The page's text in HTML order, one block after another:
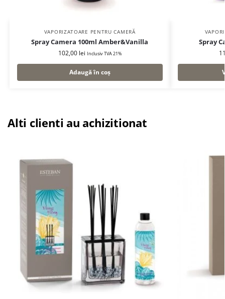
VAPORIZATOARE PENTRU CAMERĂ
Spray Camera 100ml Amber&Vanilla
102,00 lei Inclusiv TVA 21%
Adaugă în coș
Spray
Alti clienti au achizitionat